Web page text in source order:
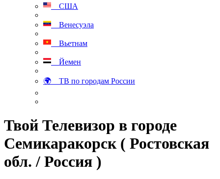
США
Венесуэла
Вьетнам
Йемен
🌍 ТВ по городам России
Твой Телевизор в городе
Семикаракорск ( Ростовская
обл. / Россия )